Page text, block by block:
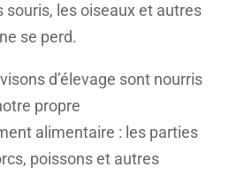
souris, les oiseaux et autres
se perd.
d’élevage sont nourris
propre
alimentaire : les parties
poissons et autres